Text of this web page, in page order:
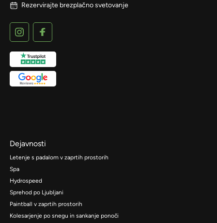
Rezervirajte brezplačno svetovanje
Dejavnosti
Letenje s padalom v zaprtih prostorih
Spa
Hydrospeed
Sprehod po Ljubljani
Paintball v zaprtih prostorih
Kolesarjenje po snegu in sankanje ponoči